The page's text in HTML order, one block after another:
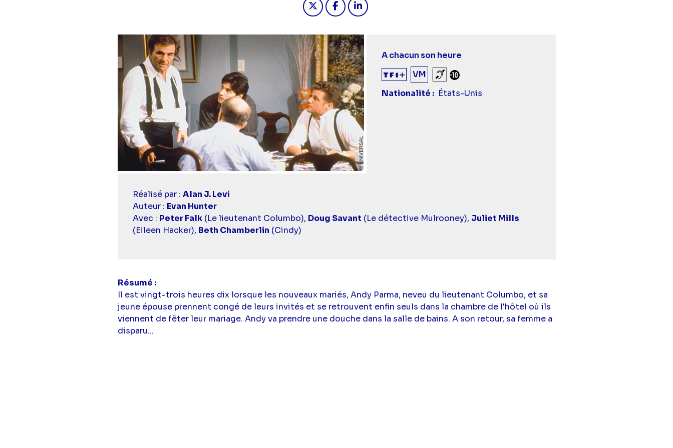
A chacun son heure
VM
Sourds et malentendants
Déconseillé aux -10 ans
Nationalité
États-Unis
Casting
simba
Réalisé par : Alan J. Levi
Auteur : Evan Hunter
Avec : Peter Falk(Le lieutenant Columbo), Doug Savant (Le détective Mulrooney), Juliet Mills
(Eileen Hacker), Beth Chamberlin (Cindy)
Résumé
Il est vingt-trois heures dix lorsque les nouveaux mariés, Andy Parma, neveu du lieutenant Columbo, et sa
jeune épouse prennent congé de leurs invités et se retrouvent enfin seuls dans la chambre de l'hôtel où ils
viennent de fêter leur mariage. Andy va prendre une douche dans la salle de bains. A son retour, sa femme a
disparu...